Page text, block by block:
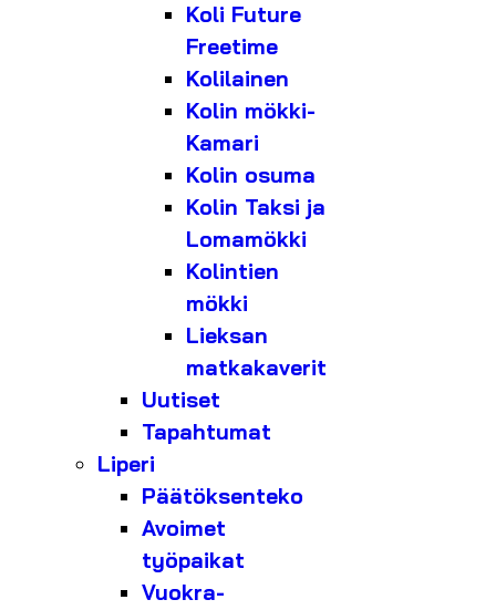
Koli Future
Freetime
Kolilainen
Kolin mökki-
Kamari
Kolin osuma
Kolin Taksi ja
Lomamökki
Kolintien
mökki
Lieksan
matkakaverit
Uutiset
Tapahtumat
Liperi
Päätöksenteko
Avoimet
työpaikat
Vuokra-